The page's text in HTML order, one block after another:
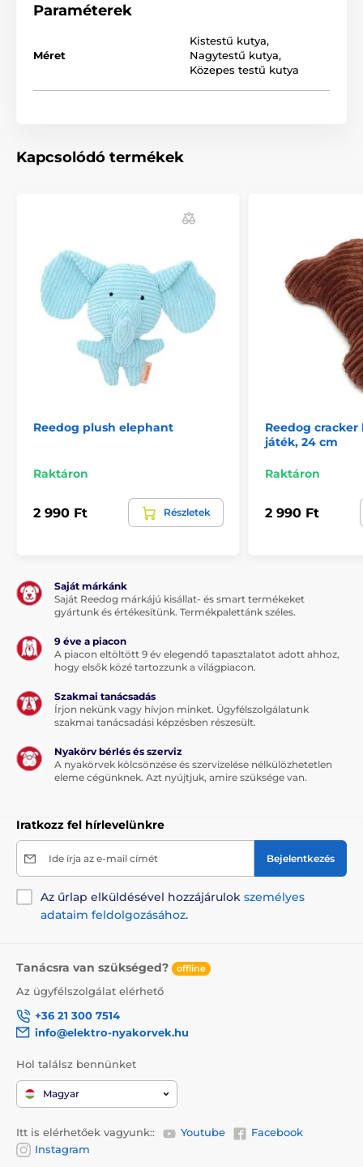
A termék a következő kategóriákba sorolt
Paraméterek
Méret
Kistestű kutya,
Nagytestű kutya,
Közepes testű kutya
Kapcsolódó termékek
Reedog plush elephant
Raktáron
2 990 Ft Részletek
Reedog cracker
játék, 24 cm
Raktáron
2 990 Ft
Saját márkánk
Saját Reedog márkájú kisállat- és smart termékeket
gyártunk és értékesítünk. Termékpalettánk széles.
9 éve a piacon
A piacon eltöltött 9 év elegendő tapasztalatot adott ahhoz,
hogy elsők közé tartozzunk a világpiacon.
Szakmai tanácsadás
Írjon nekünk vagy hívjon minket. Ügyfélszolgálatunk
szakmai tanácsadási képzésben részesült.
Nyakörv bérlés és szerviz
A nyakörvek kölcsönzése és szervizelése nélkülözhetetlen
eleme cégünknek. Azt nyújtjuk, amire szüksége van.
Iratkozz fel hírlevelünkre
Ide írja az e-mail címét Bejelentkezés
Az űrlap elküldésével hozzájárulok személyes
adataim feldolgozásához.
Tanácsra van szükséged? offline
Az ügyfélszolgálat elérhető
+36 21 300 7514
info@elektro-nyakorvek.hu
Hol találsz bennünket
Magyar
Itt is elérhetőek vagyunk:: Youtube
Facebook
Instagram